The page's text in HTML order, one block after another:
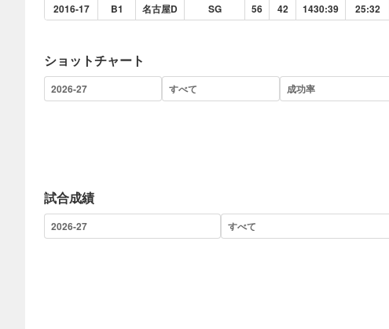
2016-17
B1 名古屋D SG 56 42 1430:39 25:32
ショットチャート
試合成績